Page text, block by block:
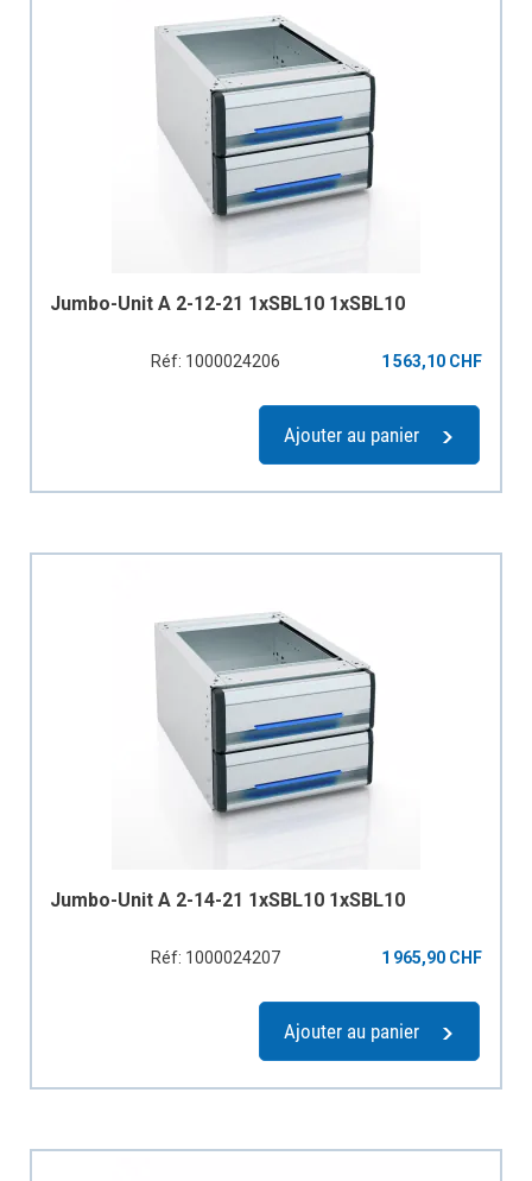
Jumbo-Unit A 2-12-21 1xSBL10 1xSBL10
Réf: 1000024206 1 563,10 CHF
Ajouter au panier
Jumbo-Unit A 2-14-21 1xSBL10 1xSBL10
Réf: 1000024207 1 965,90 CHF
Ajouter au panier